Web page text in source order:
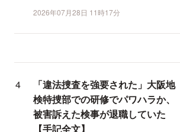
2026年07月28日 11時17分
「違法捜査を強要された」大阪地
検特捜部での研修でパワハラか、
被害訴えた検事が退職していた
【手記全文】